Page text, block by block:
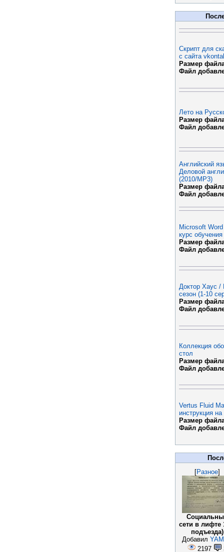
Скрипт для
с сайта
Размер
Файл
Лето на
Размер
Файл
Английский
Деловой
(2010/MP3)
Размер
Файл
Microsoft
курс обучения
Размер
Файл
Доктор Хаус /
сезон (1-10
Размер
Файл
Коллекция
стол
Размер
Файл
Vertus Fluid
инструкция
Размер
Файл
[Разное]
сети в лифте
подъезда)
Добавил
2197